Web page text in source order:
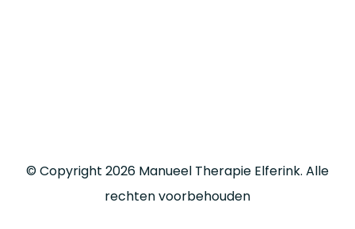
© Copyright 2026 Manueel Therapie Elferink. Alle
rechten voorbehouden